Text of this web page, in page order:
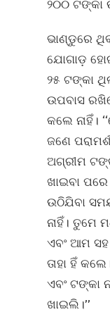
୨୦୦ ଟଙ୍କା
ଭାଣ୍ଡୁରେ
ଯୋଗାଡ଼
୨୫ ଟଙ୍କା
ଉପବାସ
କଲେ ନାହିଁ।
ଜଣେ
ଅଗ୍ରୀମ
ଖାଇବା
ଉଠିଯିବା
ନାହିଁ। ତୁମେ
ଏବଂ ଆମ ସହ
ତାହା ହିଁ
ଏବଂ ଟଙ୍କା
ଖାଇଲି।’’